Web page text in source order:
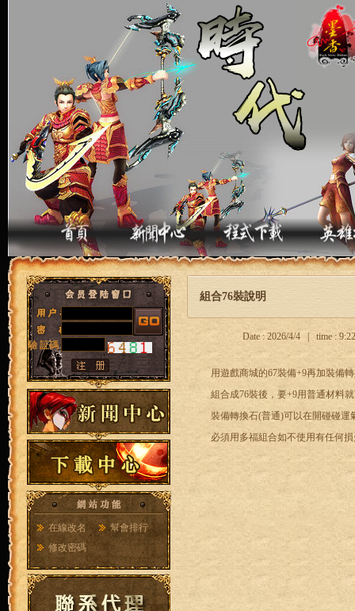
驗 証碼
在線改名
幫會排行
修改密碼
組合76裝說明
Date : 2026/4/4 | time :
用遊戲商城的67裝備+9再加裝備
組合成76裝後，要+9用普通材料
裝備轉換石(普通)可以在開碰碰運
必須用多福組合如不使用有任何